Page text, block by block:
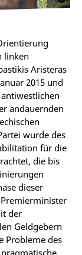
linken
Aristeras
2015 und
andauernden
wurde des
für die
die bis
dieser
der
Geldgebern
Probleme des